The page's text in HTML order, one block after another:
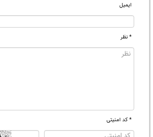
ایمیل
* نظر
* کد امنیتی